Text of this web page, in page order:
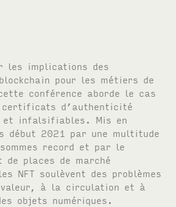
les implications des
pour les métiers de
conférence aborde le cas
d’authenticité
et infalsifiables. Mis en
début 2021 par une multitude
record et par le
de places de marché
NFT soulèvent des problèmes
à la circulation et à
objets numériques.